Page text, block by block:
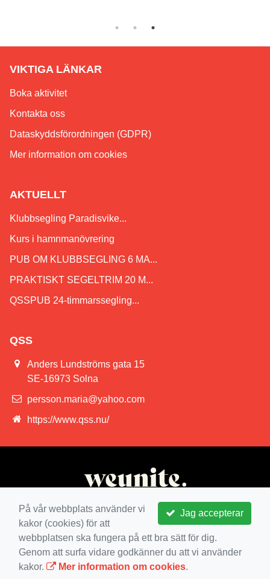
VIKTIGA LÄNKAR
Boka aktivitet
Kontakta oss
Dataskyddsförordningen (GDPR)
Mer information om cookies
AKTUELLT
Klubbsegling Paradisvike...
Kurs i hamnmanövrering
PUB OM KLUBBSEGLING 6 MA...
PRAKTISKT SEGELTRIM 20 M...
QSSPUB 24-timmarssegling...
QSS
Anders Lundströms gata 15
SE-16973 Solna
persson.maria@yahoo.com
https://www.qss.nu/
Jag accepterar
På vår webbplats använder vi
kakor (cookies) för att
webbplatsen ska fungera på ett bra sätt för dig.
Genom att surfa vidare godkänner du att vi använder
kakor.
Mer information om cookies.